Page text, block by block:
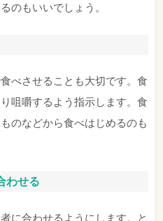
のもいいでしょう。
べさせることも大切です。食
咀嚼するよう指示します。食
のなどから食べはじめるのも
わせる
に合わせるようにします。と